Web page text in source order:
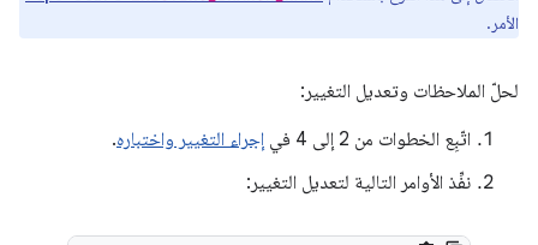
الأمر.
لحلّ الملاحظات وتعديل التغيير:
اتّبِع الخطوات من 2 إلى 4 في
إجراء التغيير واختباره.
نفِّذ الأوامر التالية لتعديل التغيير: